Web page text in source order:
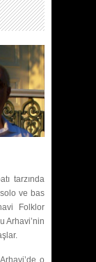
tarzında
ve bas
Folklor
Arhavi’nin
o